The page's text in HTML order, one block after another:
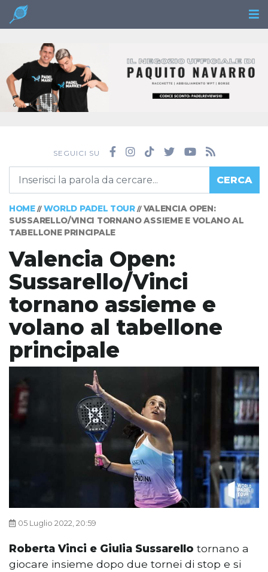
SEGUICI SU
CERCA
HOME// WORLD PADEL TOUR// VALENCIA OPEN:
SUSSARELLO/VINCI TORNANO ASSIEME E VOLANO AL
TABELLONE PRINCIPALE
Valencia Open:
Sussarello/Vinci
tornano assieme e
volano al tabellone
principale
05 Luglio 2022, 20:59
Roberta Vinci e Giulia Sussarello tornano a
giocare insieme dopo due tornei di stop e si